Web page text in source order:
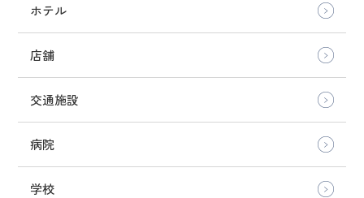
ホテル
店舗
交通施設
病院
学校